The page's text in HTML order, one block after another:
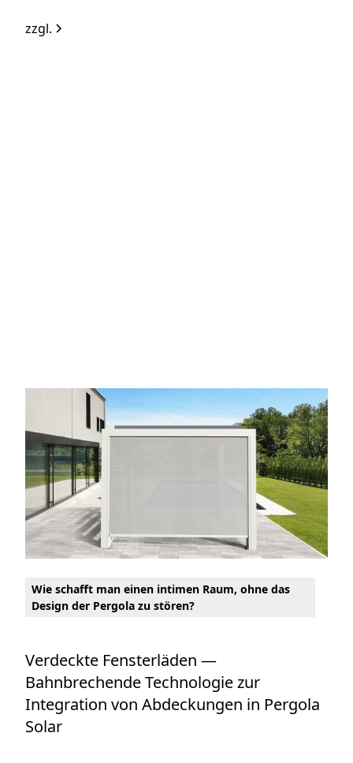
zzgl.
Wie schafft man einen intimen Raum, ohne das
Design der Pergola zu stören?
Verdeckte Fensterläden —
Bahnbrechende Technologie zur
Integration von Abdeckungen in Pergola
Solar